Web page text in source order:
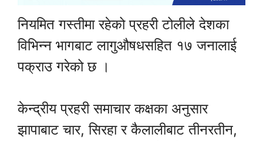
नियमित गस्तीमा रहेको प्रहरी टोलीले देशका
विभिन्न भागबाट लागुऔषधसहित १७ जनालाई
पक्राउ गरेको छ ।
केन्द्रीय प्रहरी समाचार कक्षका अनुसार
झापाबाट चार, सिरहा र कैलालीबाट तीनरतीन,